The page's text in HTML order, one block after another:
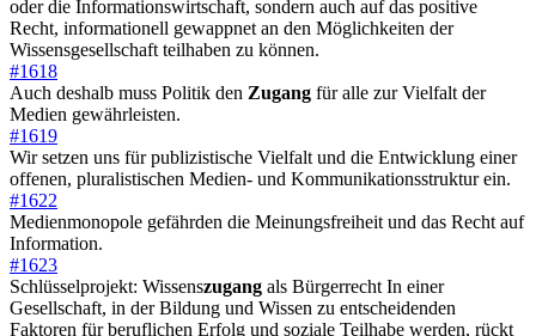
oder die Informationswirtschaft, sondern auch auf das positive
Recht, informationell gewappnet an den Möglichkeiten der
Wissensgesellschaft teilhaben zu können.
#1618
Auch deshalb muss Politik den Zugang für alle zur Vielfalt der
Medien gewährleisten.
#1619
Wir setzen uns für publizistische Vielfalt und die Entwicklung einer
offenen, pluralistischen Medien- und Kommunikationsstruktur ein.
#1622
Medienmonopole gefährden die Meinungsfreiheit und das Recht auf
Information.
#1623
Schlüsselprojekt: Wissenszugang als Bürgerrecht In einer
Gesellschaft, in der Bildung und Wissen zu entscheidenden
Faktoren für beruflichen Erfolg und soziale Teilhabe werden, rückt